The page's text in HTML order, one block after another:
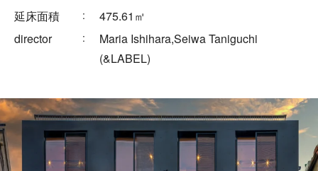
Seminar
延床面積
475.61㎡
director
Maria Ishihara,Seiwa Taniguchi
(&LABEL)